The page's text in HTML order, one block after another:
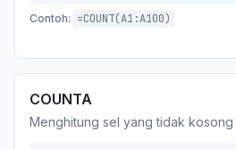
Contoh: =COUNT(A1:A100)
COUNTA
Menghitung sel yang tidak kosong